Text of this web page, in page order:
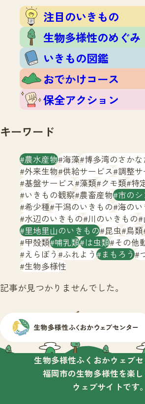
おでかけコース
保全アクション
調査レポートTOP
調査結果
ふくおかいきものマップ
マッチング
マッチングTOP
掲載申し込みフォーム
お問合せ
生物多様性ふくおかウェブセン
サイトマップ
注目のいきもの
生物多様性のめぐみ
いきもの図鑑
おでかけコース
保全アクション
キーワード
農水産物 海藻 博多湾のさか
外来生物 供給サービス 調整
基盤サービス 藻類 クモ類 特
いきもの観察 農畜産物 市の
希少種 干潟のいきもの 海の
水辺のいきもの 川のいきもの
里地里山のいきもの 昆虫 鳥類
甲殻類 哺乳類 は虫類 その他
えらぼう ふれよう まもろう
生物多様性
記事が見つかりませんでした。
生物多様性ふくおかウェブセ
福岡市の生物多様性を楽
ウェブサイトです。